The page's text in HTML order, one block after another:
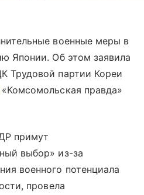
военные меры в
Японии. Об этом заявила
Трудовой партии Кореи
«Комсомольская правда»
примут
выбор» из-за
военного потенциала
провела